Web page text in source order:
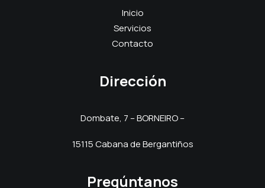
Inicio
Servicios
Contacto
Dirección
Dombate, 7 – BORNEIRO –
15115 Cabana de Bergantiños
Pregúntanos